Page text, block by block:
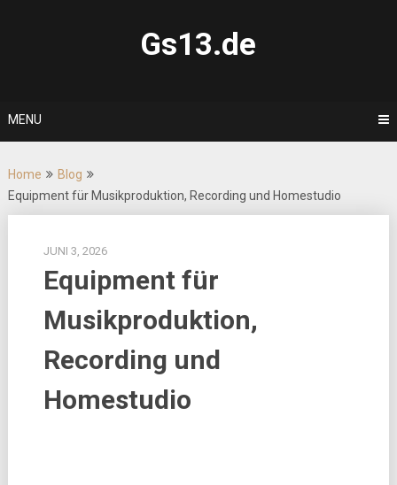
Gs13.de
MENU
Home
Blog
Equipment für Musikproduktion, Recording und Homestudio
JUNI 3, 2026
Equipment für
Musikproduktion,
Recording und
Homestudio